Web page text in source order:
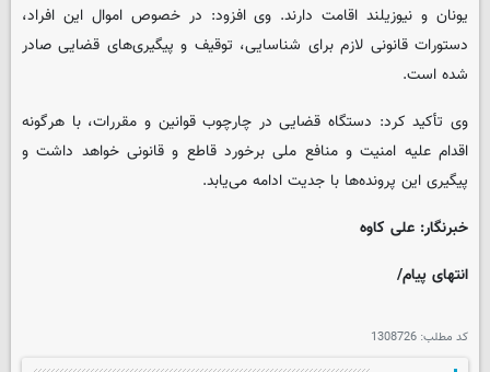
یونان و نیوزیلند اقامت دارند. وی افزود: در خصوص اموال این افراد،
دستورات قانونی لازم برای شناسایی، توقیف و پیگیری‌های قضایی صادر
شده است.
وی تأکید کرد: دستگاه قضایی در چارچوب قوانین و مقررات، با هرگونه
اقدام علیه امنیت و منافع ملی برخورد قاطع و قانونی خواهد داشت و
پیگیری این پرونده‌ها با جدیت ادامه می‌یابد.
خبرنگار: علی کاوه
انتهای پیام/
کد مطلب: 1308726